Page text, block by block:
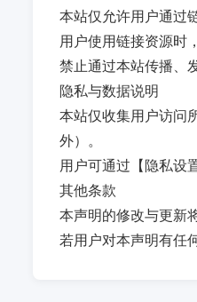
本站仅允许用户通过
用户使用链接资源时
禁止通过本站传播、
隐私与数据说明
本站仅收集用户访问
外）。
用户可通过【隐私设
其他条款
本声明的修改与更新
若用户对本声明有任